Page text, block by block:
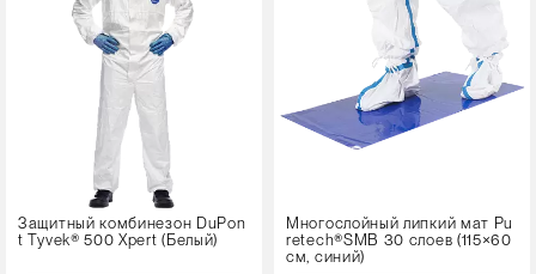
Защитный комбинезон DuPon
t Tyvek® 500 Xpert (Белый)
Многослойный липкий мат Pu
retech®SMB 30 слоев (115×60
см, синий)